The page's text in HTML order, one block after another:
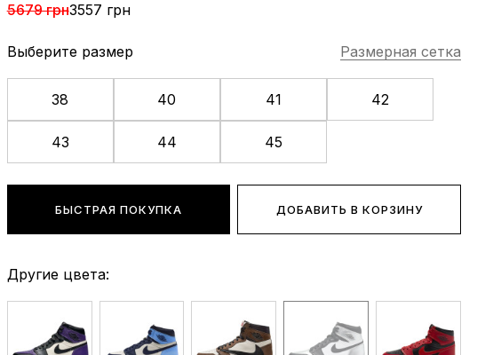
5679 грн3557 грн
Выберите размер Размерная сетка
38 40 41 42
43 44 45
БЫСТРАЯ ПОКУПКА ДОБАВИТЬ В КОРЗИНУ
Другие цвета: